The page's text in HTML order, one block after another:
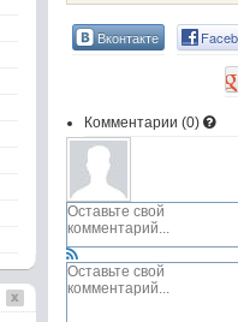
Вконтакте
Комментарии (0)